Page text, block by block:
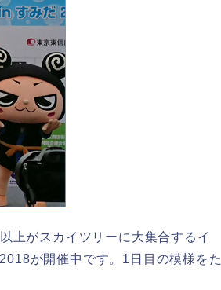
上がスカイツリーに大集合するイ
が開催中です。1日目の模様をた